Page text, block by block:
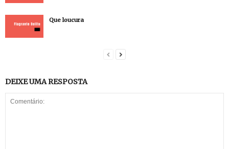
Que loucura
DEIXE UMA RESPOSTA